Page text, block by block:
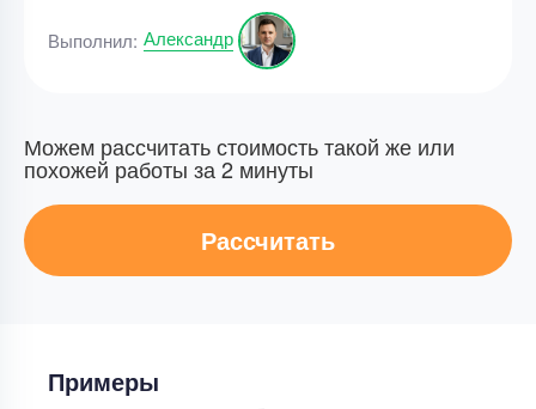
Выполнил: Александр
Можем рассчитать стоимость такой же или
похожей работы за 2 минуты
Рассчитать
Примеры